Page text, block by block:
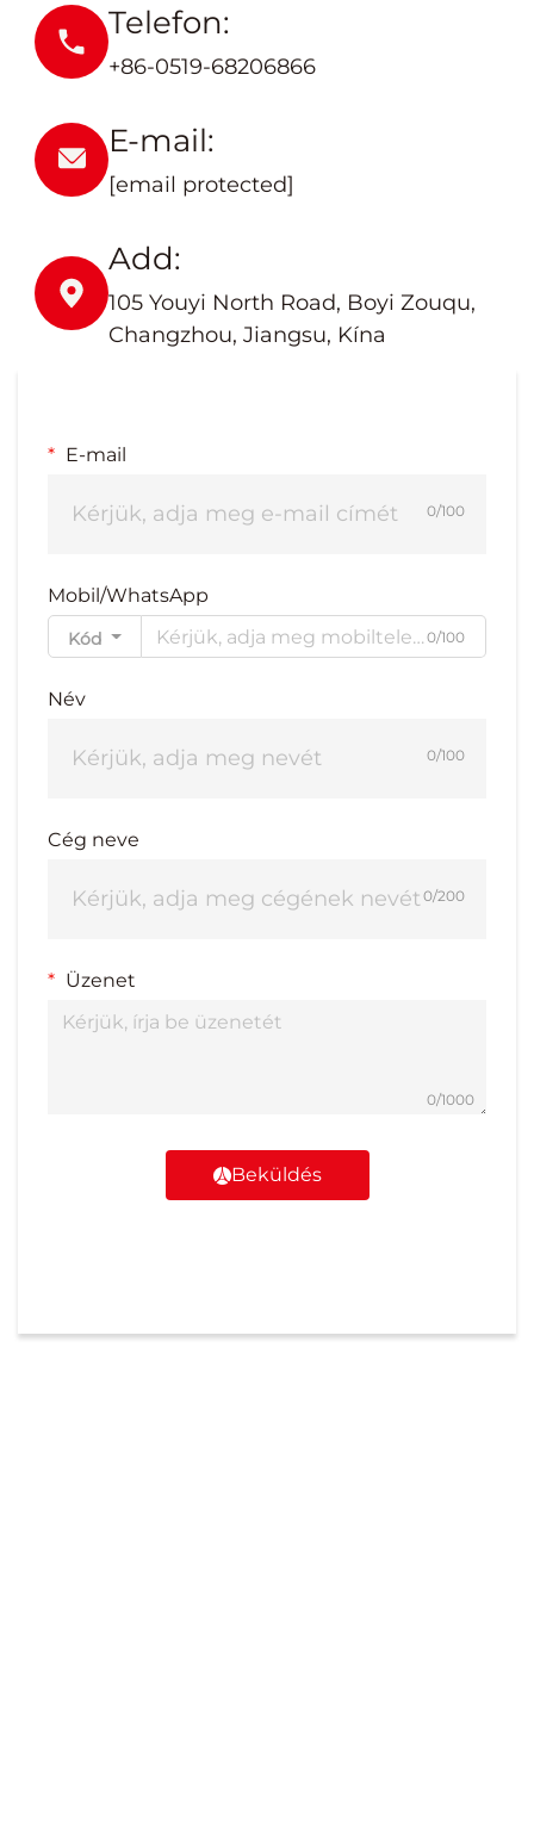
Telefon:
+86-0519-68206866
E-mail:
[email protected]
Add:
105 Youyi North Road, Boyi Zouqu,
Changzhou, Jiangsu, Kína
E-mail
0/100
Mobil/WhatsApp
Kód 0/100
Név
0/100
Cég neve
0/200
Üzenet
0/1000
Beküldés